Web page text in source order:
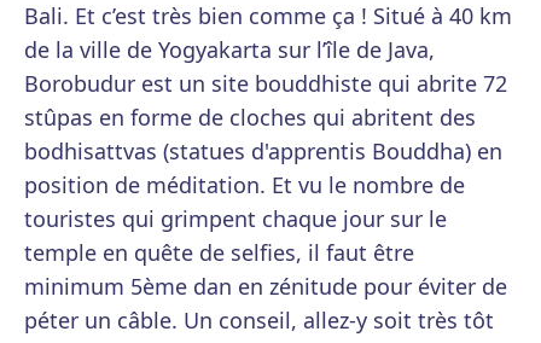
Bali. Et c’est très bien comme ça ! Situé à 40 km
de la ville de Yogyakarta sur l’île de Java,
Borobudur est un site bouddhiste qui abrite 72
stûpas en forme de cloches qui abritent des
bodhisattvas (statues d'apprentis Bouddha) en
position de méditation. Et vu le nombre de
touristes qui grimpent chaque jour sur le
temple en quête de selfies, il faut être
minimum 5ème dan en zénitude pour éviter de
péter un câble. Un conseil, allez-y soit très tôt